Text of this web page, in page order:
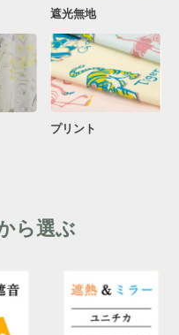
遮光無地
プリント
ら選ぶ